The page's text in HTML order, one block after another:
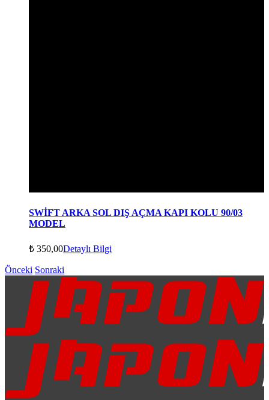
SWİFT ARKA SOL DIŞ AÇMA KAPI KOLU 90/03
MODEL
₺ 350,00Detaylı Bilgi
Önceki Sonraki